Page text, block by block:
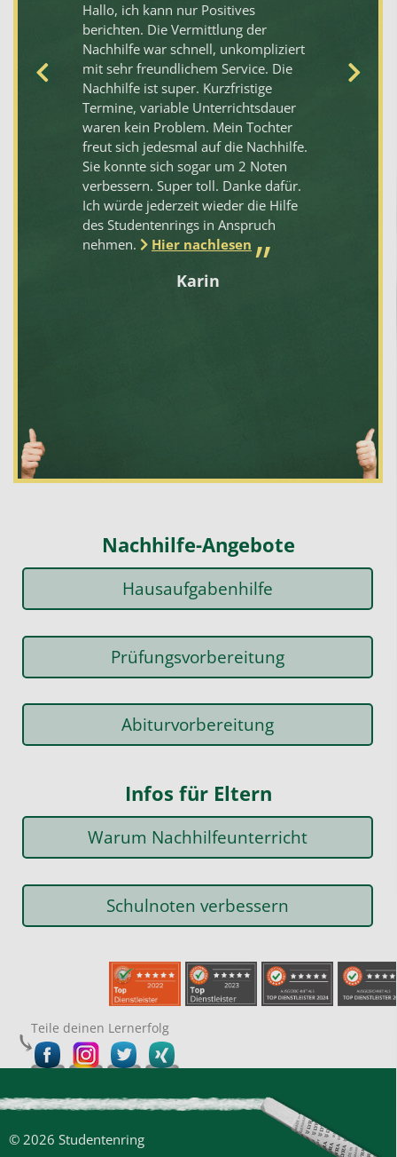
Hallo, ich kann nur Positives
berichten. Die Vermittlung der
Nachhilfe war schnell, unkompliziert
mit sehr freundlichem Service. Die
Nachhilfe ist super. Kurzfristige
Termine, variable Unterrichtsdauer
waren kein Problem. Mein Tochter
freut sich jedesmal auf die Nachhilfe.
Sie konnte sich sogar um 2 Noten
verbessern. Super toll. Danke dafür.
Ich würde jederzeit wieder die Hilfe
des Studentenrings in Anspruch
nehmen.
Hier nachlesen
Karin
Nachhilfe-Angebote
Hausaufgabenhilfe
Prüfungsvorbereitung
Abiturvorbereitung
Infos für Eltern
Warum Nachhilfeunterricht
Schulnoten verbessern
Teile deinen Lernerfolg
© 2026 Studentenring